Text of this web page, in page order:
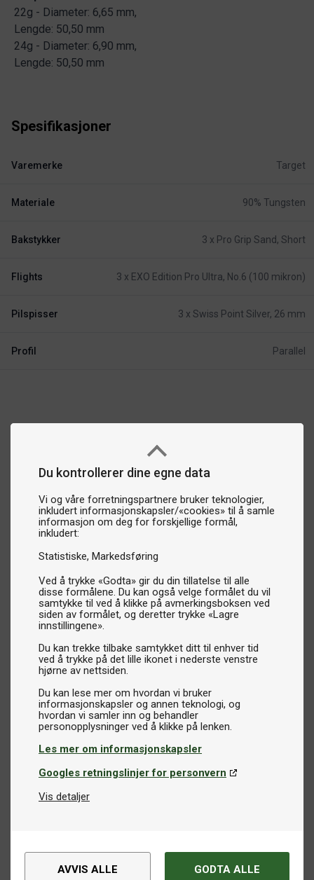
Du kontrollerer dine egne data
Vi og våre forretningspartnere bruker teknologier,
inkludert informasjonskapsler/«cookies» til å samle
informasjon om deg for forskjellige formål,
inkludert:
Statistiske Markedsføring
Ved å trykke «Godta» gir du din tillatelse til alle
disse formålene. Du kan også velge formålet du vil
samtykke til ved å klikke på avmerkingsboksen ved
siden av formålet, og deretter trykke «Lagre
innstillingene».
Du kan trekke tilbake samtykket ditt til enhver tid
ved å trykke på det lille ikonet i nederste venstre
hjørne av nettsiden.
Du kan lese mer om hvordan vi bruker
informasjonskapsler og annen teknologi, og
hvordan vi samler inn og behandler
Les mer om informasjonskapsler
Googles retningslinjer for personvern
Vis detaljer
AVVIS ALLE GODTA ALLE
22g - Diameter: 6,65 mm,
Lengde: 50,50 mm
24g - Diameter: 6,90 mm,
Lengde: 50,50 mm
Spesifikasjoner
Varemerke Target
Materiale 90% Tungsten
Bakstykker 3 x Pro Grip Sand, Short
Flights 3 x EXO Edition Pro Ultra, No.6 (100 mikron)
Pilspisser 3 x Swiss Point Silver, 26 mm
Profil Parallel